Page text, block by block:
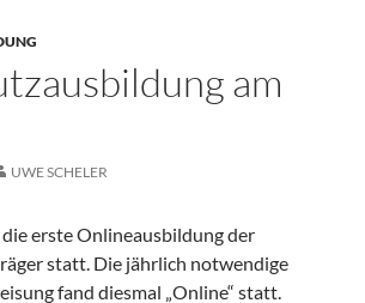
am
UWE SCHELER
erste Onlineausbildung der
statt. Die jährlich notwendige
fand diesmal „Online“ statt.